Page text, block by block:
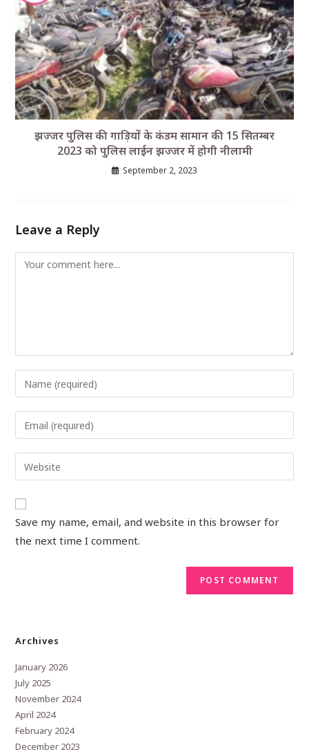
झज्जर पुलिस की गाड़ियों के कंडम सामान की 15 सितम्बर
2023 को पुलिस लाईन झज्जर में होगी नीलामी
September 2, 2023
Leave a Reply
Save my name, email, and website in this browser for
the next time I comment.
Archives
January 2026
July 2025
November 2024
April 2024
February 2024
December 2023